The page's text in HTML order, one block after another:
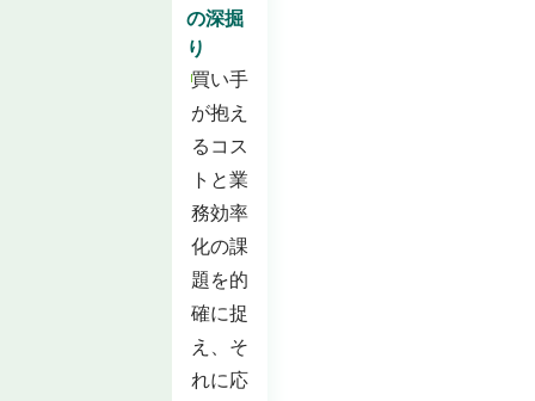
の深掘
り
買い手
が抱え
るコス
トと業
務効率
化の課
題を的
確に捉
え、そ
れに応